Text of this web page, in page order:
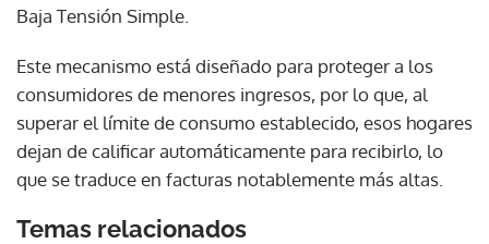
Baja Tensión Simple.
Este mecanismo está diseñado para proteger a los
consumidores de menores ingresos, por lo que, al
superar el límite de consumo establecido, esos hogares
dejan de calificar automáticamente para recibirlo, lo
que se traduce en facturas notablemente más altas.
Temas relacionados